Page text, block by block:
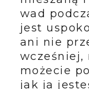
wad
jest
ani nie
wcześniej,
możecie
jak ja